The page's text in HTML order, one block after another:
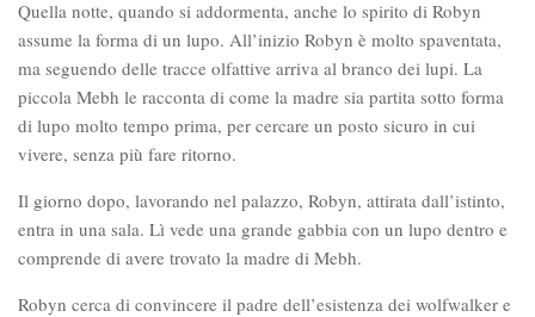
Quella notte, quando si addormenta, anche lo spirito di Robyn
assume la forma di un lupo. All’inizio Robyn è molto spaventata,
ma seguendo delle tracce olfattive arriva al branco dei lupi. La
piccola Mebh le racconta di come la madre sia partita sotto forma
di lupo molto tempo prima, per cercare un posto sicuro in cui
vivere, senza più fare ritorno.
Il giorno dopo, lavorando nel palazzo, Robyn, attirata dall’istinto,
entra in una sala. Lì vede una grande gabbia con un lupo dentro e
comprende di avere trovato la madre di Mebh.
Robyn cerca di convincere il padre dell’esistenza dei wolfwalker e